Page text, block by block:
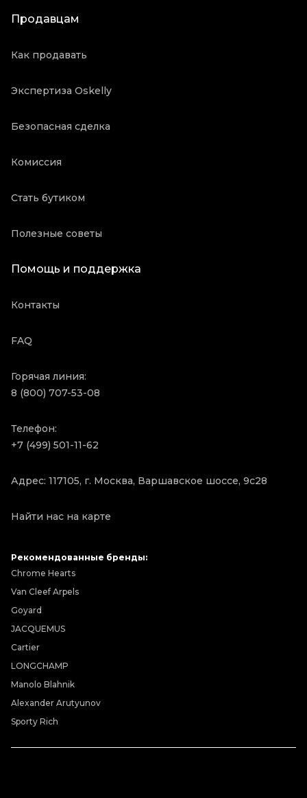
Продавцам
Как продавать
Экспертиза Oskelly
Безопасная сделка
Комиссия
Стать бутиком
Полезные советы
Помощь и поддержка
Контакты
FAQ
Горячая линия:
8 (800) 707-53-08
Телефон:
+7 (499) 501-11-62
Адрес: 117105, г. Москва, Варшавское шоссе, 9с28
Найти нас на карте
Рекомендованные бренды:
Chrome Hearts
Van Cleef Arpels
Goyard
JACQUEMUS
Cartier
LONGCHAMP
Manolo Blahnik
Alexander Arutyunov
Sporty Rich